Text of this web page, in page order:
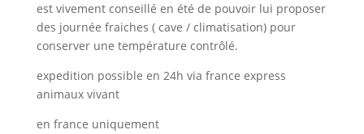
est vivement conseillé en été de pouvoir lui proposer
des journée fraiches ( cave / climatisation) pour
conserver une température contrôlé.
expedition possible en 24h via france express
animaux vivant
en france uniquement